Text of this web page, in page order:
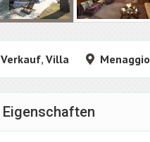
Verkauf, Villa Menaggio
Eigenschaften